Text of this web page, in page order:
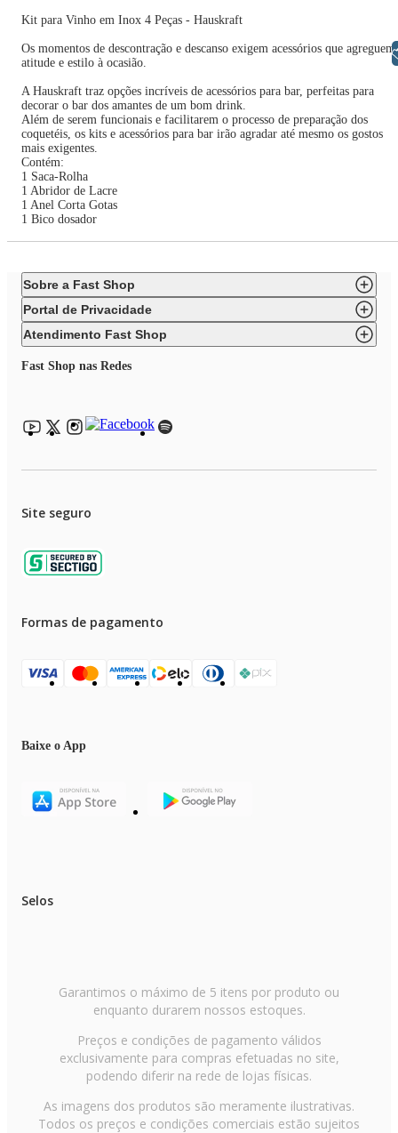
Kit para Vinho em Inox 4 Peças - Hauskraft
Os momentos de descontração e descanso exigem acessórios que agreguem
atitude e estilo à ocasião.
A Hauskraft traz opções incríveis de acessórios para bar, perfeitas para
decorar o bar dos amantes de um bom drink.
Além de serem funcionais e facilitarem o processo de preparação dos
coquetéis, os kits e acessórios para bar irão agradar até mesmo os gostos
mais exigentes.
Contém:
1 Saca-Rolha
1 Abridor de Lacre
1 Anel Corta Gotas
1 Bico dosador
Sobre a Fast Shop
Portal de Privacidade
Atendimento Fast Shop
Fast Shop nas Redes
Site seguro
Formas de pagamento
Baixe o App
Selos
Garantimos o máximo de 5 itens por produto ou
enquanto durarem nossos estoques.
Preços e condições de pagamento válidos
exclusivamente para compras efetuadas no site,
podendo diferir na rede de lojas físicas.
As imagens dos produtos são meramente ilustrativas.
Todos os preços e condições comerciais estão sujeitos
Libras